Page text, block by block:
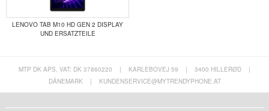
LENOVO TAB M10 HD GEN 2 DISPLAY
UND ERSATZTEILE
MTP DK APS, VAT: DK 37860220 | KARLEBOVEJ 59 | 3400 HILLERØD
|
DÄNEMARK
| KUNDENSERVICE@MYTRENDYPHONE.AT